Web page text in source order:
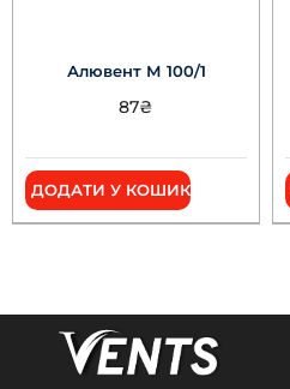
Алювент М 100/1
87₴
ДОДАТИ У КОШИК